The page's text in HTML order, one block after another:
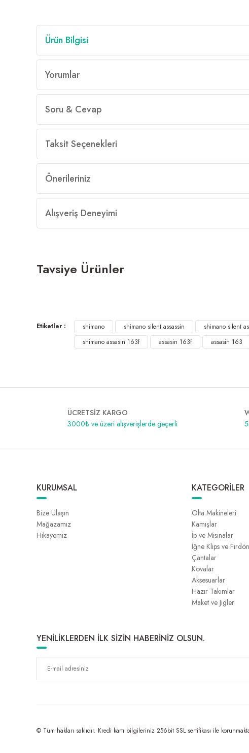
Ürün Bilgisi
Yorumlar
Soru & Cevap
Taksit Seçenekleri
Önerileriniz
Alışveriş Deneyimi
Tavsiye Ürünler
1.499,00 ₺
Etiketler : shimano shimano silent assassin shimano silent
shimano assasin 163f
assasin 163f assasin 163
ÜCRETSİZ KARGO
3000₺ ve üzeri alışverişlerde geçerli
KURUMSAL
Bize Ulaşın
Mağazamız
Hikayemiz
KATEGORİLER
Olta Makineleri
Kamışlar
İp ve Misinalar
İğne Klips ve
Çantalar
Kovalar
Aksesuarlar
Hazır Takımlar
Maket ve Jigler
YENİLİKLERDEN İLK SİZİN HABERİNİZ OLSUN.
© Tüm hakları saklıdır. Kredi kartı bilgileriniz 256bit SSL sertifikası ile